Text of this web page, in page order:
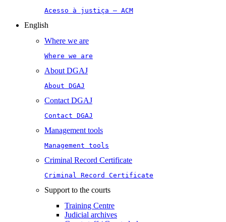
Acesso à justiça – ACM
English
Where we are
Where we are
About DGAJ
About DGAJ
Contact DGAJ
Contact DGAJ
Management tools
Management tools
Criminal Record Certificate
Criminal Record Certificate
Support to the courts
Training Centre
Judicial archives